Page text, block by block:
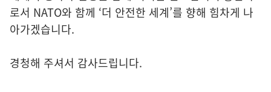
로서 NATO와 함께 ‘더 안전한 세계’를 향해 힘차게 나
아가겠습니다.
경청해 주셔서 감사드립니다.